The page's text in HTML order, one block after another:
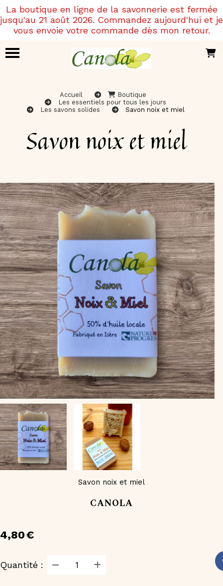
La boutique en ligne de la savonnerie est fermée
jusqu'au 21 août 2026. Commandez aujourd'hui et je
vous envoie votre commande dès mon retour.
Accueil
Boutique
Les essentiels pour tous les jours
Les savons solides
Savon noix et miel
Savon noix et miel
Savon noix et miel
CANOLA
4,80€
Quantité :